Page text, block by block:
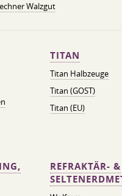
Walzgut
TITAN
Titan Halbzeuge
Titan (GOST)
Titan (EU)
REFRAKTÄR- &